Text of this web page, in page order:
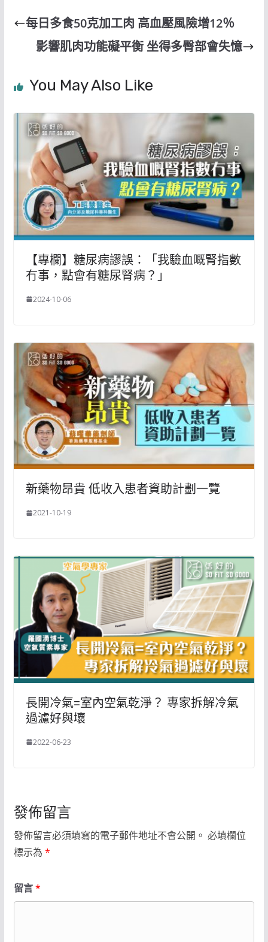
每日多食50克加工肉 高血壓風險增12％
影響肌肉功能礙平衡 坐得多臀部會失憶
You May Also Like
【專欄】糖尿病謬誤：「我驗血嘅腎指數
冇事，點會有糖尿腎病？」
2024-10-06
新藥物昂貴 低收入患者資助計劃一覽
2021-10-19
長開冷氣=室內空氣乾淨？ 專家拆解冷氣
過濾好與壞
2022-06-23
發佈留言
發佈留言必須填寫的電子郵件地址不會公開。 必填欄位
標示為 *
留言*